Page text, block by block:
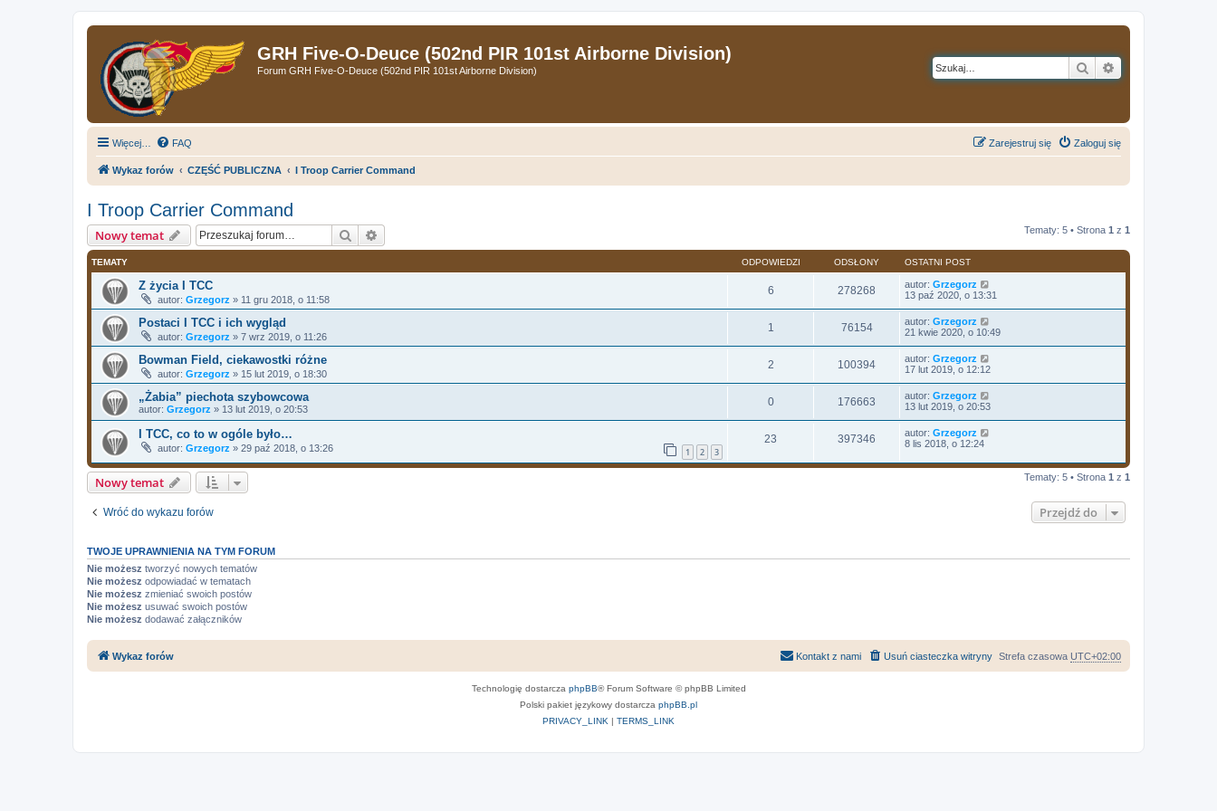
GRH Five-O-Deuce (502nd PIR 101st Airborne Division)
Forum GRH Five-O-Deuce (502nd PIR 101st Airborne Division) Szukaj
Więcej… FAQ Zaloguj się
Zarejestruj się
Wykaz forów CZĘŚĆ PUBLICZNA I Troop Carrier Command
I Troop Carrier Command
Nowy temat Szukaj Tematy: 5 • Strona 1 z 1
TEMATY ODPOWIEDZI ODSŁONY OSTATNI POST
Z życia I TCC
autor: Grzegorz » 11 gru 2018, o 11:58
6 278268 autor: Grzegorz
13 paź 2020, o 13:31
Postaci I TCC i ich wygląd
autor: Grzegorz » 7 wrz 2019, o 11:26
1 76154 autor: Grzegorz
21 kwie 2020, o 10:49
Bowman Field, ciekawostki różne
autor: Grzegorz » 15 lut 2019, o 18:30
2 100394 autor: Grzegorz
17 lut 2019, o 12:12
„Żabia” piechota szybowcowa
autor: Grzegorz » 13 lut 2019, o 20:53
0 176663 autor: Grzegorz
13 lut 2019, o 20:53
I TCC, co to w ogóle było…
autor: Grzegorz » 29 paź 2018, o 13:26 1 2 3
23 397346 autor: Grzegorz
8 lis 2018, o 12:24
Nowy temat Tematy: 5 • Strona 1 z 1
Wróć do wykazu forów Przejdź do
TWOJE UPRAWNIENIA NA TYM FORUM
Nie możesz tworzyć nowych tematów
Nie możesz odpowiadać w tematach
Nie możesz zmieniać swoich postów
Nie możesz usuwać swoich postów
Nie możesz dodawać załączników
Wykaz forów Strefa czasowa UTC+02:00
Usuń ciasteczka witryny
Kontakt z nami
Technologię dostarcza phpBB® Forum Software © phpBB Limited
Polski pakiet językowy dostarcza phpBB.pl
PRIVACY_LINK | TERMS_LINK